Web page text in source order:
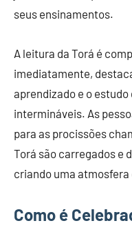
seus ensinamentos.
A leitura da Torá é
imediatamente,
aprendizado e o
intermináveis. As
para as procissões
Torá são carregados e
criando uma
Como é